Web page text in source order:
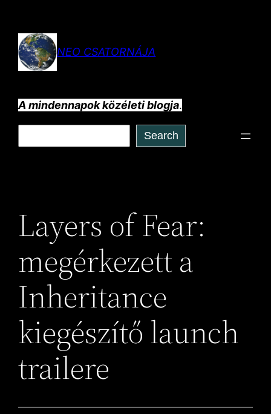
tartalomhozNEO CSATORNÁJA
A mindennapok közéleti blogja.
Search
Layers of Fear:
megérkezett a
Inheritance
kiegészítő launch
trailere